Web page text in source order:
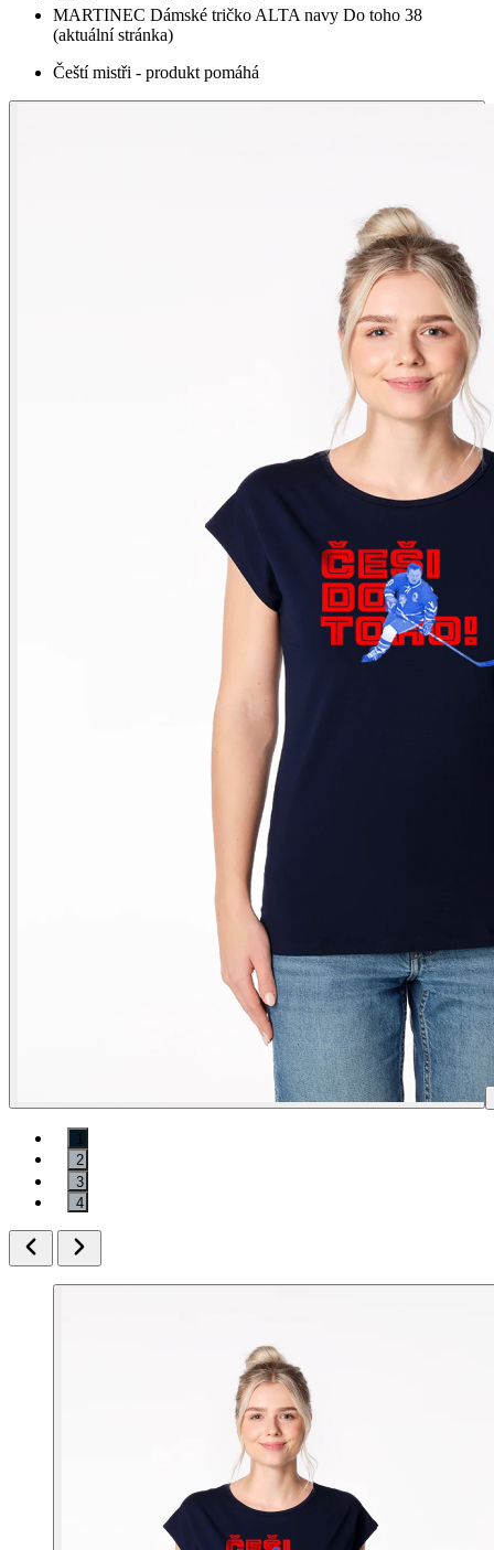
MARTINEC Dámské tričko ALTA navy Do toho 38
(aktuální stránka)
Čeští mistři - produkt pomáhá
1
2
3
4